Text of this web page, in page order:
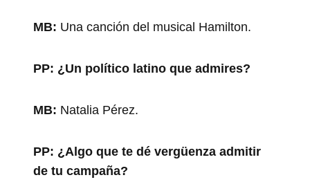
MB: Una canción del musical Hamilton.
PP: ¿Un político latino que admires?
MB: Natalia Pérez.
PP: ¿Algo que te dé vergüenza admitir
de tu campaña?